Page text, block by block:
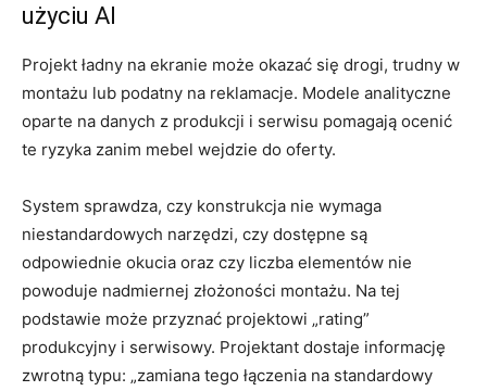
użyciu AI
Projekt ładny na ekranie może okazać się drogi, trudny w
montażu lub podatny na reklamacje. Modele analityczne
oparte na danych z produkcji i serwisu pomagają ocenić
te ryzyka zanim mebel wejdzie do oferty.
System sprawdza, czy konstrukcja nie wymaga
niestandardowych narzędzi, czy dostępne są
odpowiednie okucia oraz czy liczba elementów nie
powoduje nadmiernej złożoności montażu. Na tej
podstawie może przyznać projektowi „rating”
produkcyjny i serwisowy. Projektant dostaje informację
zwrotną typu: „zamiana tego łączenia na standardowy